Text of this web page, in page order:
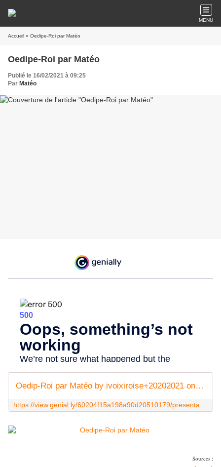
MENU
Accueil » Oedipe-Roi par Matéo
Oedipe-Roi par Matéo
Publié le 16/02/2021 à 09:25
Par Matéo
Oedip-Roi par Matéo by ivoixiroise+20202021 on Genially
Sources :